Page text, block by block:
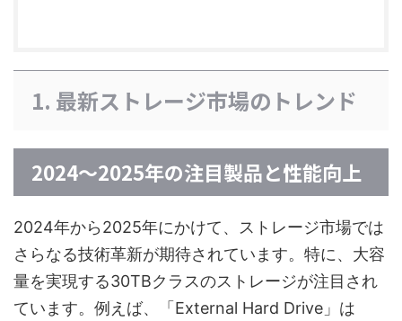
1. 最新ストレージ市場のトレンド
2024〜2025年の注目製品と性能向上
2024年から2025年にかけて、ストレージ市場では
さらなる技術革新が期待されています。特に、大容
量を実現する30TBクラスのストレージが注目され
ています。例えば、「External Hard Drive」は